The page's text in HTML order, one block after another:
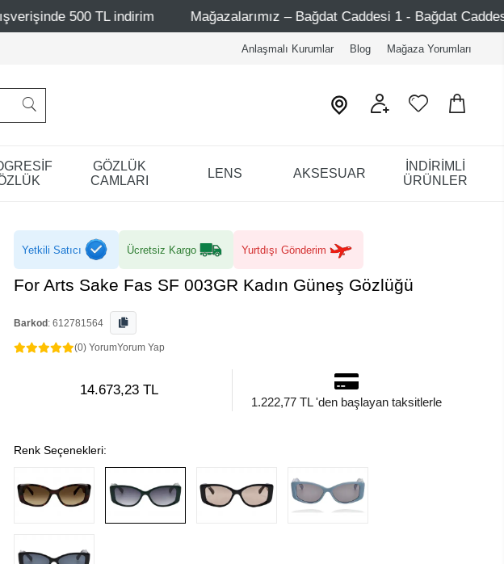
Mağazalarımız – Bağdat Caddesi 1 - Bağdat Caddesi 2 - Nişantaşı –
Anlaşmalı Kurumlar Blog Mağaza Yorumları
GÖZLÜK
CAMLARI
LENS AKSESUAR
İNDİRİMLİ
ÜRÜNLER
Yetkili Satıcı Ücretsiz Kargo Yurtdışı Gönderim
For Arts Sake Fas SF 003GR Kadın Güneş Gözlüğü
Barkod : 612781564
(0) YorumYorum Yap
14.673,23 TL
1.222,77 TL 'den başlayan taksitlerle
Renk Seçenekleri: